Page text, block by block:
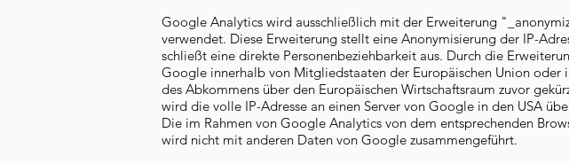
Google Analytics wird ausschließlich mit der Erweiterung
verwendet. Diese Erweiterung stellt eine Anonymisierung der IP-
schließt eine direkte Personenbeziehbarkeit aus. Durch die
Google innerhalb von Mitgliedstaaten der Europäischen Union oder
des Abkommens über den Europäischen Wirtschaftsraum zuvor
wird die volle IP-Adresse an einen Server von Google in den USA
Die im Rahmen von Google Analytics von dem entsprechenden
wird nicht mit anderen Daten von Google zusammengeführt.